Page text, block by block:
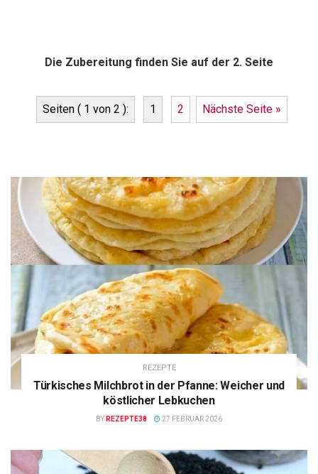
Die Zubereitung finden Sie auf der 2. Seite
Seiten ( 1 von 2 ): 1 2 Nächste Seite »
REZEPTE
Türkisches Milchbrot in der Pfanne: Weicher und
köstlicher Lebkuchen
BY REZEPTE38 27 FEBRUAR 2026